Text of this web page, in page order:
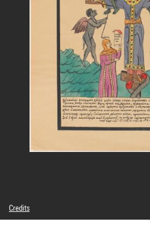
Credits
© droits réservés